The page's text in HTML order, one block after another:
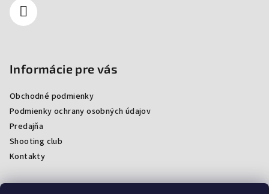
Informácie pre vás
Obchodné podmienky
Podmienky ochrany osobných údajov
Predajňa
Shooting club
Kontakty